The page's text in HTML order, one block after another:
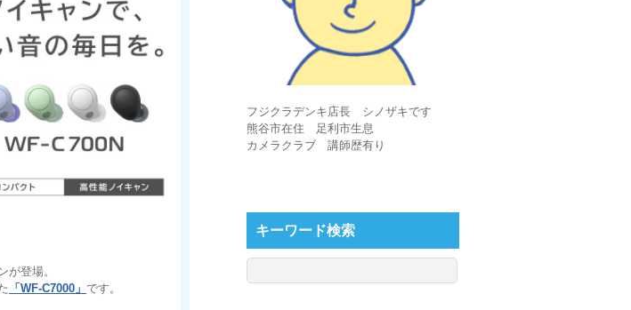
が登場。
「WF-C7000」 です。
フジクラデンキ店長 シノザキです
熊谷市在住 足利市生息
カメラクラブ 講師歴有り
キーワード検索